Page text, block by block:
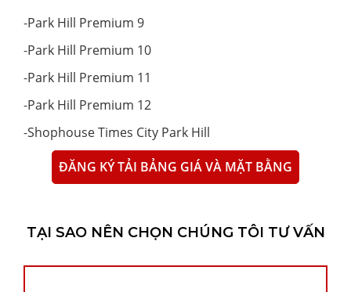
-Park Hill Premium 9
-Park Hill Premium 10
-Park Hill Premium 11
-Park Hill Premium 12
-Shophouse Times City Park Hill
ĐĂNG KÝ TẢI BẢNG GIÁ VÀ MẶT BẰNG
TẠI SAO NÊN CHỌN CHÚNG TÔI TƯ VẤN